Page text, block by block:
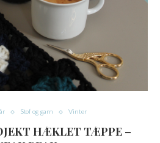
Stof og garn Vinter
HÆKLET TÆPPE –